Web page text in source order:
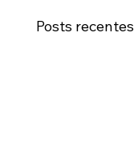
Posts recentes